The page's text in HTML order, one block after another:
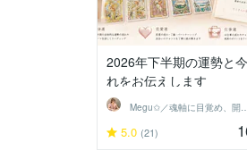
2026年下半期の運勢と
れをお伝えします
Megu✩／魂軸に目覚
5.0 (21)